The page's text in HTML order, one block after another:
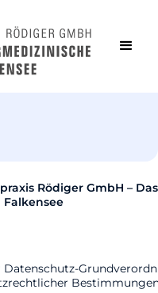
Rödiger GmbH – Das